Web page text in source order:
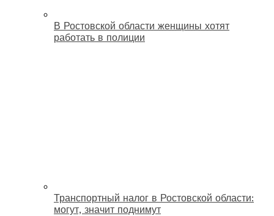
В Ростовской области женщины хотят
работать в полиции
Транспортный налог в Ростовской области:
могут, значит поднимут